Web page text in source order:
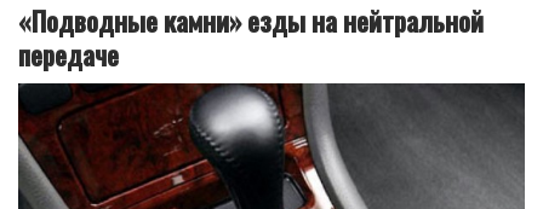
«Подводные камни» езды на нейтральной
передаче